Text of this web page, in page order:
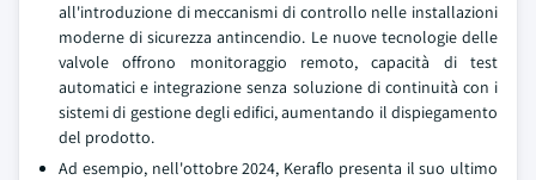
all'introduzione di meccanismi di controllo nelle installazioni
moderne di sicurezza antincendio. Le nuove tecnologie delle
valvole offrono monitoraggio remoto, capacità di test
automatici e integrazione senza soluzione di continuità con i
sistemi di gestione degli edifici, aumentando il dispiegamento
del prodotto.
Ad esempio, nell'ottobre 2024, Keraflo presenta il suo ultimo